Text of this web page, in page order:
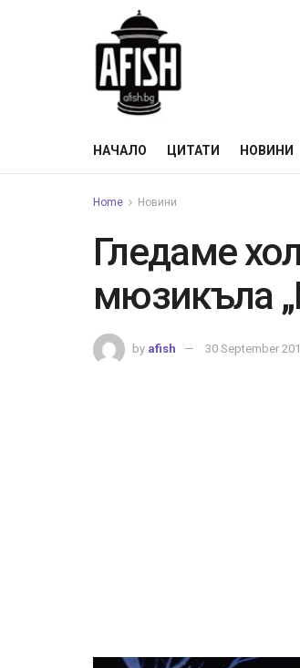
НАЧАЛО ЦИТАТИ НОВИНИ
Home Новини
Гледаме
мюзикъла
by afish 30 September